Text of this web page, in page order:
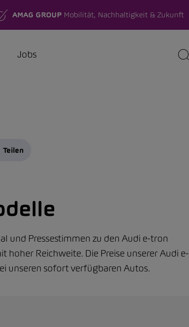
AMAG GROUP Mobilität, Nachhaltigkeit & Zukunft
Jobs
Teilen
und Pressestimmen zu den Audi e-tron
hoher Reichweite. Die Preise unserer Audi e-
unseren sofort verfügbaren Autos.